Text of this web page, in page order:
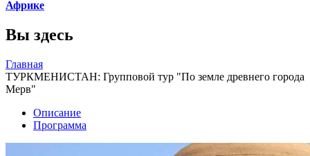
Африке
Вы здесь
Главная
ТУРКМЕНИСТАН: Групповой тур "По земле древнего города
Мерв"
Описание
Программа